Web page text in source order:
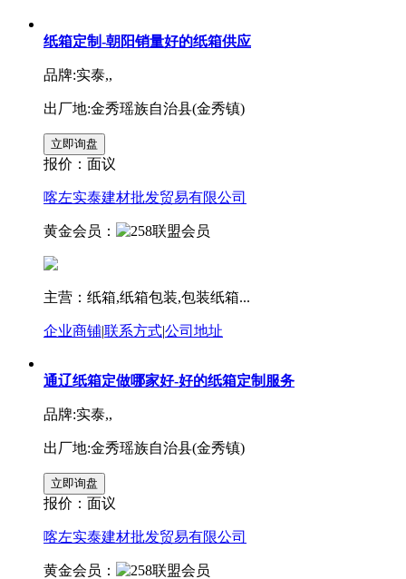
纸箱定制-朝阳销量好的纸箱供应
品牌:实泰,,
出厂地:金秀瑶族自治县(金秀镇)
报价： 面议
喀左实泰建材批发贸易有限公司
黄金会员：
主营：纸箱,纸箱包装,包装纸箱...
企业商铺|联系方式|公司地址
通辽纸箱定做哪家好-好的纸箱定制服务
品牌:实泰,,
出厂地:金秀瑶族自治县(金秀镇)
报价： 面议
喀左实泰建材批发贸易有限公司
黄金会员：